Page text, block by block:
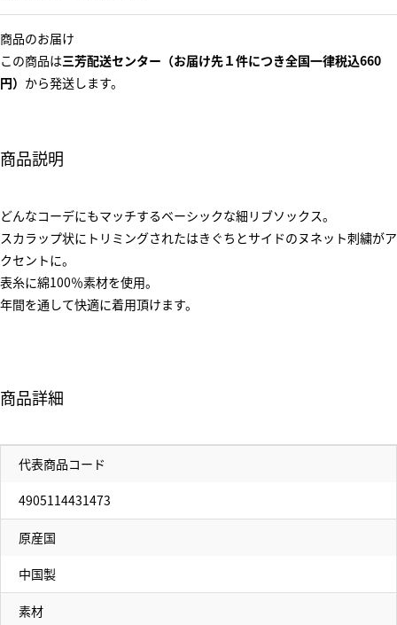
商品のお届け
この商品は三芳配送センター（お届け先１件につき全国一律税込660
円） から発送します。
商品説明
どんなコーデにもマッチするベーシックな細リブソックス。
スカラップ状にトリミングされたはきぐちとサイドのヌネット刺繍がア
クセントに。
表糸に綿100％素材を使用。
年間を通して快適に着用頂けます。
商品詳細
代表商品コード
4905114431473
原産国
中国製
素材